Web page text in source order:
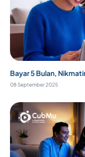
Bayar 5 Bulan,
08 September 2025